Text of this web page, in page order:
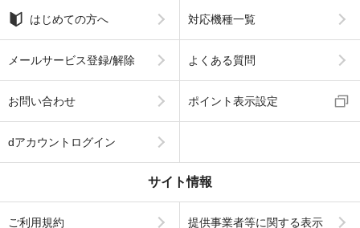
はじめての方へ 対応機種一覧
メールサービス登録/解除 よくある質問
お問い合わせ ポイント表示設定
dアカウントログイン
サイト情報
ご利用規約 提供事業者等に関する表示